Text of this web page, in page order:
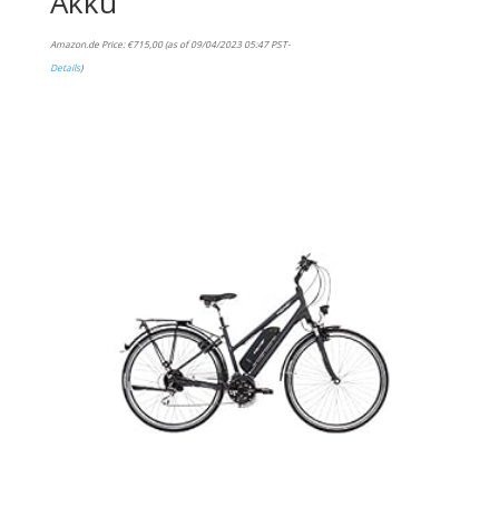
Amazon.de Price:€715,00(as of 09/04/2023 05:47 PST-
Details)